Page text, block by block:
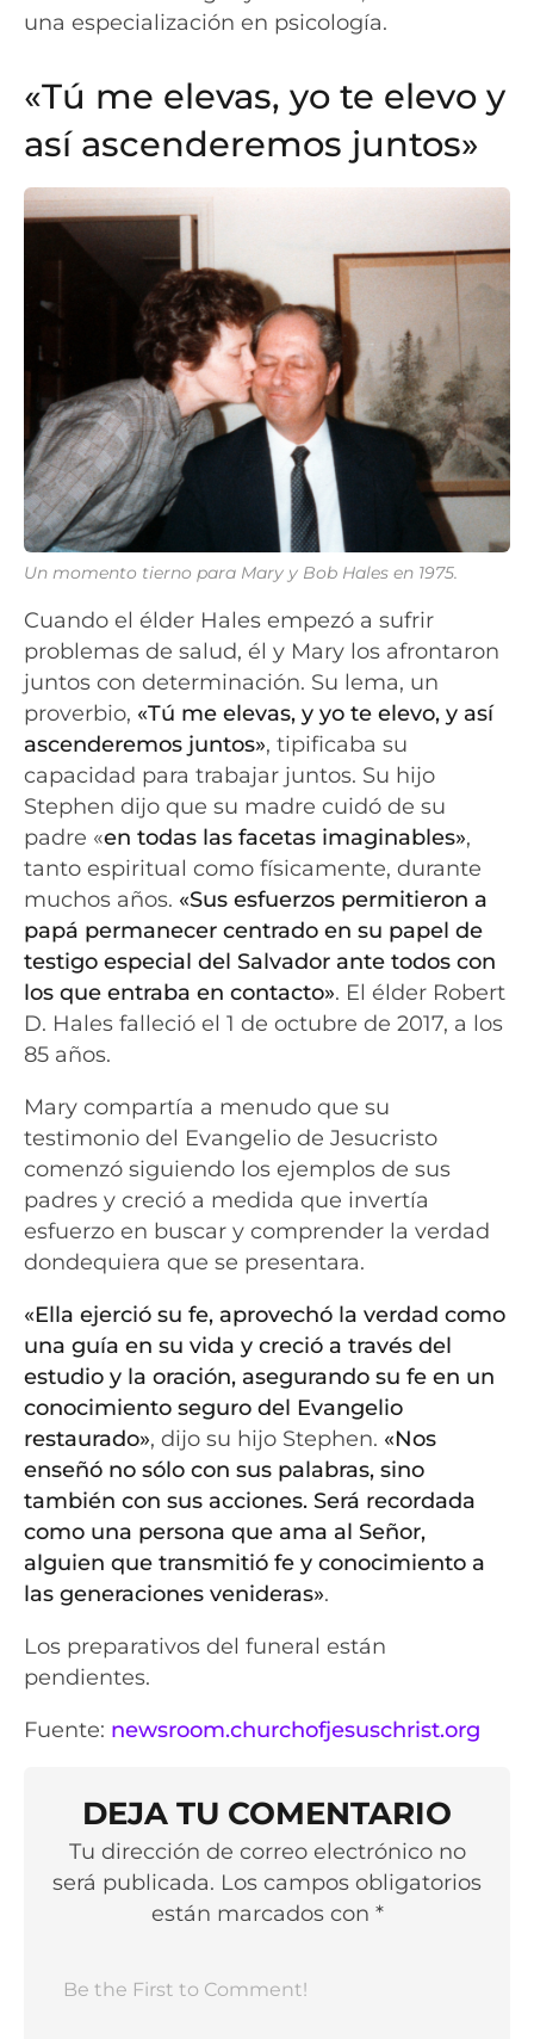
una especialización en psicología.
«Tú me elevas, yo te elevo y
así ascenderemos juntos»
Un momento tierno para Mary y Bob Hales en 1975.
Cuando el élder Hales empezó a sufrir
problemas de salud, él y Mary los afrontaron
juntos con determinación. Su lema, un
proverbio, «Tú me elevas, y yo te elevo, y así
ascenderemos juntos», tipificaba su
capacidad para trabajar juntos. Su hijo
Stephen dijo que su madre cuidó de su
padre «en todas las facetas imaginables»,
tanto espiritual como físicamente, durante
muchos años. «Sus esfuerzos permitieron a
papá permanecer centrado en su papel de
testigo especial del Salvador ante todos con
los que entraba en contacto». El élder Robert
D. Hales falleció el 1 de octubre de 2017, a los
85 años.
Mary compartía a menudo que su
testimonio del Evangelio de Jesucristo
comenzó siguiendo los ejemplos de sus
padres y creció a medida que invertía
esfuerzo en buscar y comprender la verdad
dondequiera que se presentara.
«Ella ejerció su fe, aprovechó la verdad como
una guía en su vida y creció a través del
estudio y la oración, asegurando su fe en un
conocimiento seguro del Evangelio
restaurado», dijo su hijo Stephen. «Nos
enseñó no sólo con sus palabras, sino
también con sus acciones. Será recordada
como una persona que ama al Señor,
alguien que transmitió fe y conocimiento a
las generaciones venideras».
Los preparativos del funeral están
pendientes.
Fuente: newsroom.churchofjesuschrist.org
DEJA TU COMENTARIO
Tu dirección de correo electrónico no
será publicada. Los campos obligatorios
están marcados con *